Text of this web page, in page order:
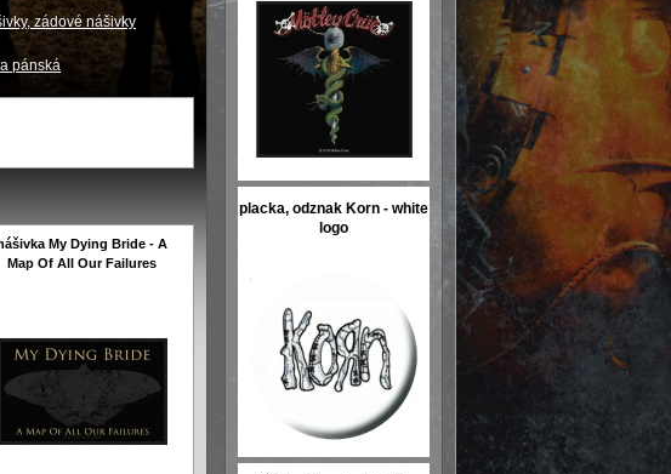
zádové nášivky
pánská
My Dying Bride - A
Map Of All Our Failures
placka, odznak Korn - white
logo